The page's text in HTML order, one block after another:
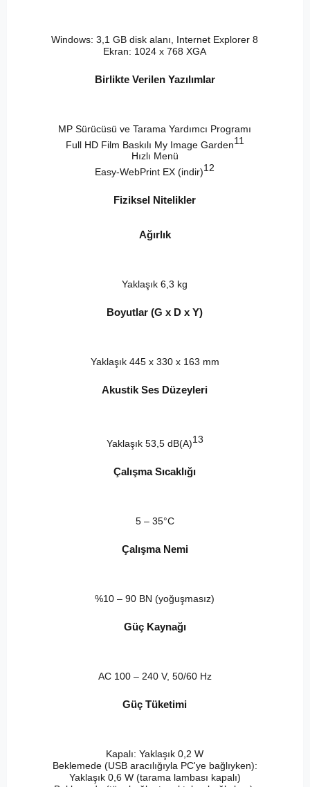
Windows: 3,1 GB disk alanı, Internet Explorer 8
Ekran: 1024 x 768 XGA
Birlikte Verilen Yazılımlar
MP Sürücüsü ve Tarama Yardımcı Programı
Full HD Film Baskılı My Image Garden11
Hızlı Menü
Easy-WebPrint EX (indir)12
Fiziksel Nitelikler
Ağırlık
Yaklaşık 6,3 kg
Boyutlar (G x D x Y)
Yaklaşık 445 x 330 x 163 mm
Akustik Ses Düzeyleri
Yaklaşık 53,5 dB(A)13
Çalışma Sıcaklığı
5 – 35°C
Çalışma Nemi
%10 – 90 BN (yoğuşmasız)
Güç Kaynağı
AC 100 – 240 V, 50/60 Hz
Güç Tüketimi
Kapalı: Yaklaşık 0,2 W
Beklemede (USB aracılığıyla PC'ye bağlıyken):
Yaklaşık 0,6 W (tarama lambası kapalı)